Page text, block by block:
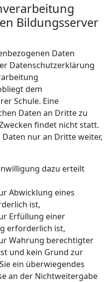
Bildungsserver
Daten
Datenschutzerklärung
dem
Schule. Eine
Daten an Dritte zu
findet nicht statt.
nur an Dritte weiter,
dazu erteilt
Abwicklung eines
ist,
Erfüllung einer
erforderlich ist,
Wahrung berechtigter
und kein Grund zur
ein überwiegendes
an der Nichtweitergabe